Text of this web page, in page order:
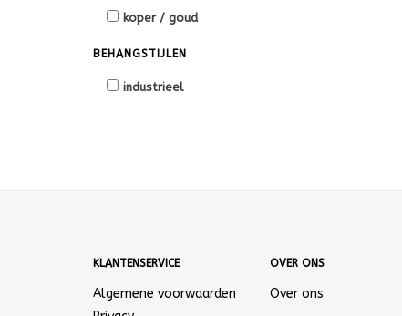
koper / goud
BEHANGSTIJLEN
industrieel
KLANTENSERVICE
Algemene voorwaarden
OVER ONS
Over ons